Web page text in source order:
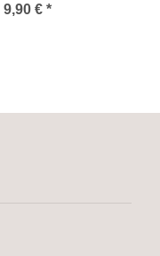
9,90 € *